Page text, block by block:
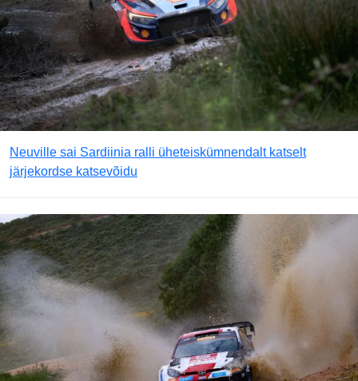
Neuville sai Sardiinia ralli üheteiskümnendalt katselt
järjekordse katsevõidu